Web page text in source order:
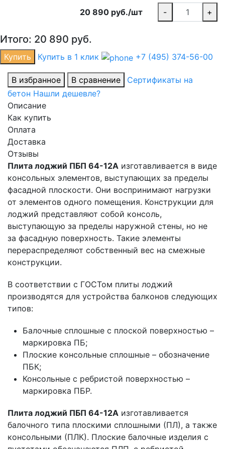
20 890 руб./шт
- +
Итого: 20 890 руб.
Купить Купить в 1 клик +7 (495) 374-56-00
В избранное В сравнение
Сертификаты на
бетон Нашли дешевле?
Описание
Как купить
Оплата
Доставка
Отзывы
Плита лоджий ПБП 64-12А изготавливается в виде
консольных элементов, выступающих за пределы
фасадной плоскости. Они воспринимают нагрузки
от элементов одного помещения. Конструкции для
лоджий представляют собой консоль,
выступающую за пределы наружной стены, но не
за фасадную поверхность. Такие элементы
перераспределяют собственный вес на смежные
конструкции.
В соответствии с ГОСТом плиты лоджий
производятся для устройства балконов следующих
типов:
Балочные сплошные с плоской поверхностью –
маркировка ПБ;
Плоские консольные сплошные – обозначение
ПБК;
Консольные с ребристой поверхностью –
маркировка ПБР.
Плита лоджий ПБП 64-12А изготавливается
балочного типа плоскими сплошными (ПЛ), а также
консольными (ПЛК). Плоские балочные изделия с